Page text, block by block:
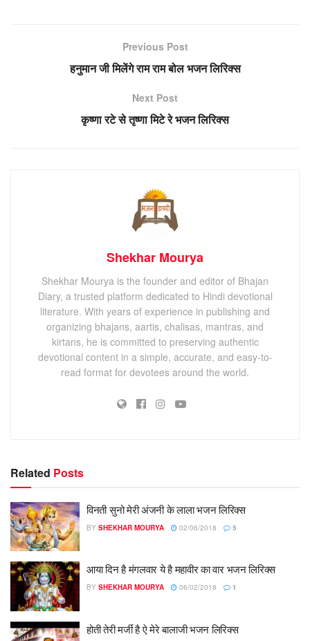
Previous Post
हनुमान जी मिलेंगे राम राम बोल भजन लिरिक्स
Next Post
कृष्णा रटे से तृष्णा मिटे रे भजन लिरिक्स
Shekhar Mourya
Shekhar Mourya is the founder and editor of Bhajan
Diary, a trusted platform dedicated to Hindi devotional
literature. With years of experience in publishing and
organizing bhajans, aartis, chalisas, mantras, and
kirtans, he is committed to preserving authentic
devotional content in a simple, accurate, and easy-to-
read format for devotees around the world.
Related Posts
विनती सुनो मेरी अंजनी के लाला भजन लिरिक्स
BY SHEKHAR MOURYA 02/06/2018 5
आया दिन है मंगलवार ये है महावीर का वार भजन लिरिक्स
BY SHEKHAR MOURYA 06/02/2018 1
होती तेरी मर्जी है ऐ मेरे बालाजी भजन लिरिक्स